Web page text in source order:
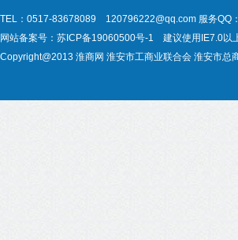
TEL：0517-83678089 120796222@qq.com 服务QQ
网站备案号： 苏ICP备19060500号-1
建议使用IE7.0以
Copyright@2013 淮商网 淮安市工商业联合会 淮安市总